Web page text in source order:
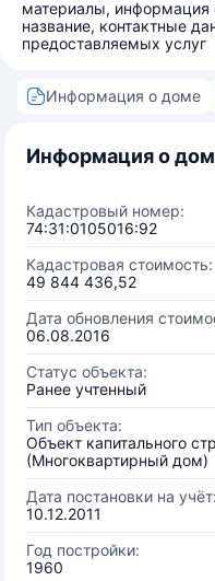
материалы,
название, контактные
предоставляемых услуг
Информация о доме
Информация о
Кадастровый номер:
74:31:0105016:92
Кадастровая стоимость:
49 844 436,52
Дата обновления
06.08.2016
Статус объекта:
Ранее учтенный
Тип объекта:
Объект капитального
(Многоквартирный дом)
Дата постановки на учёт:
10.12.2011
Год постройки:
1960